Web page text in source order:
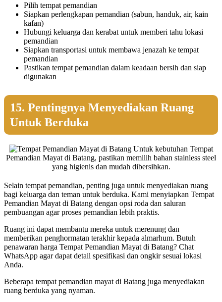
Pilih tempat pemandian
Siapkan perlengkapan pemandian (sabun, handuk, air, kain
kafan)
Hubungi keluarga dan kerabat untuk memberi tahu lokasi
pemandian
Siapkan transportasi untuk membawa jenazah ke tempat
pemandian
Pastikan tempat pemandian dalam keadaan bersih dan siap
digunakan
15. Pentingnya Menyediakan Ruang
Untuk Berduka
Untuk kebutuhan Tempat
Pemandian Mayat di Batang, pastikan memilih bahan stainless steel
yang higienis dan mudah dibersihkan.
Selain tempat pemandian, penting juga untuk menyediakan ruang
bagi keluarga dan teman untuk berduka. Kami menyiapkan Tempat
Pemandian Mayat di Batang dengan opsi roda dan saluran
pembuangan agar proses pemandian lebih praktis.
Ruang ini dapat membantu mereka untuk merenung dan
memberikan penghormatan terakhir kepada almarhum. Butuh
penawaran harga Tempat Pemandian Mayat di Batang? Chat
WhatsApp agar dapat detail spesifikasi dan ongkir sesuai lokasi
Anda.
Beberapa tempat pemandian mayat di Batang juga menyediakan
ruang berduka yang nyaman.